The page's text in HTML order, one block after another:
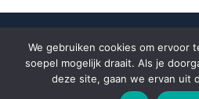
Proudly powered by
by
We gebruiken cookies om ervoor
soepel mogelijk draait. Als je
deze site, gaan we ervan uit